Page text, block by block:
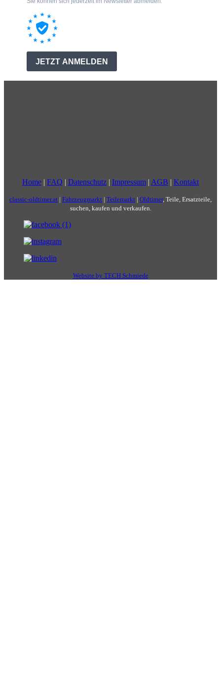
Home | FAQ | Datenschutz | Impressum | AGB | Kontakt
classic-oldtimer.at | Fahrzeugmarkt | Teilemarkt | Oldtimer, Teile, Ersatzteile,
suchen, kaufen und verkaufen.
Website by TECH Schmiede